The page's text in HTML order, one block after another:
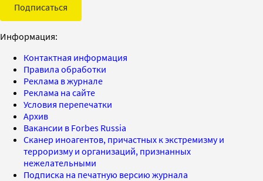
Подписаться
Информация:
Контактная информация
Правила обработки
Реклама в журнале
Реклама на сайте
Условия перепечатки
Архив
Вакансии в Forbes Russia
Сканер иноагентов, причастных к экстремизму и
терроризму и организаций, признанных
нежелательными
Подписка на печатную версию журнала